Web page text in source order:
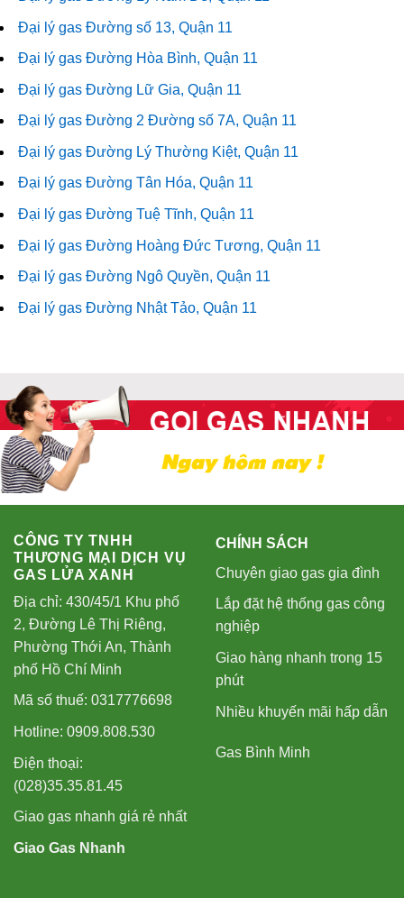
Đại lý gas Đường số 13, Quận 11
Đại lý gas Đường Hòa Bình, Quận 11
Đại lý gas Đường Lữ Gia, Quận 11
Đại lý gas Đường 2 Đường số 7A, Quận 11
Đại lý gas Đường Lý Thường Kiệt, Quận 11
Đại lý gas Đường Tân Hóa, Quận 11
Đại lý gas Đường Tuệ Tĩnh, Quận 11
Đại lý gas Đường Hoàng Đức Tương, Quận 11
Đại lý gas Đường Ngô Quyền, Quận 11
Đại lý gas Đường Nhật Tảo, Quận 11
CÔNG TY TNHH
THƯƠNG MẠI DỊCH VỤ
GAS LỬA XANH
Địa chỉ: 430/45/1 Khu phố
2, Đường Lê Thị Riêng,
Phường Thới An, Thành
phố Hồ Chí Minh
Mã số thuế: 0317776698
Hotline: 0909.808.530
Điện thoại:
(028)35.35.81.45
Giao gas nhanh giá rẻ nhất
Giao Gas Nhanh
CHÍNH SÁCH
Chuyên giao gas gia đình
Lắp đặt hệ thống gas công
nghiệp
Giao hàng nhanh trong 15
phút
Nhiều khuyến mãi hấp dẫn
Gas Bình Minh